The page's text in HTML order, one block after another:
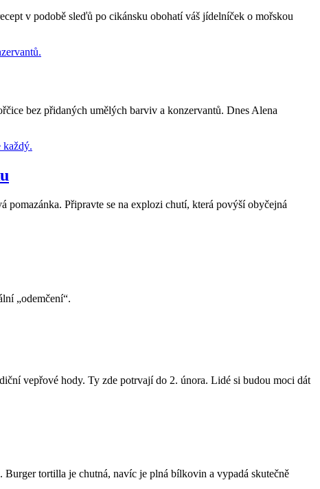
v podobě sleďů po cikánsku obohatí váš jídelníček o mořskou
bez přidaných umělých barviv a konzervantů. Dnes Alena
Připravte se na explozi chutí, která povýší obyčejná
„odemčení“.
vepřové hody. Ty zde potrvají do 2. února. Lidé si budou moci dát
tortilla je chutná, navíc je plná bílkovin a vypadá skutečně